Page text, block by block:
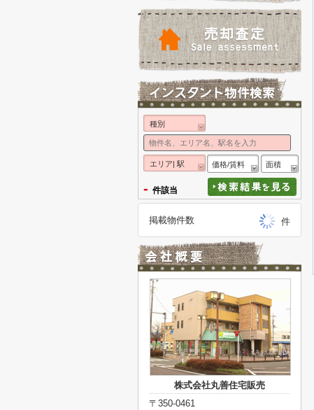
種別
エリア| 駅 価格/賃料 面積
- 件該当
掲載物件数 件
株式会社丸善住宅販売
〒350-0461